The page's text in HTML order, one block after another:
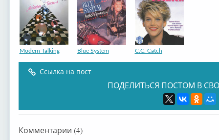
Modern Talking Blue System C.C. Catch
Ссылка на пост
ПОДЕЛИТЬСЯ ПОСТОМ В
Комментарии (4)